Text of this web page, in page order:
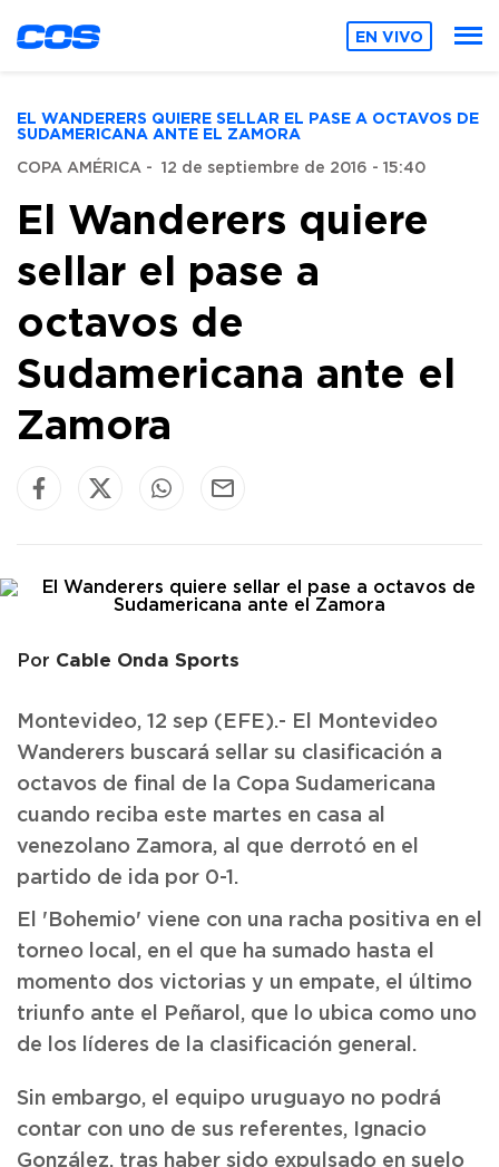
EN VIVO
EL WANDERERS QUIERE SELLAR EL PASE A OCTAVOS DE
SUDAMERICANA ANTE EL ZAMORA
COPA AMÉRICA - 12 de septiembre de 2016 - 15:40
El Wanderers quiere
sellar el pase a
octavos de
Sudamericana ante el
Zamora
Por Cable Onda Sports
Montevideo, 12 sep (EFE).- El Montevideo
Wanderers buscará sellar su clasificación a
octavos de final de la Copa Sudamericana
cuando reciba este martes en casa al
venezolano Zamora, al que derrotó en el
partido de ida por 0-1.
El 'Bohemio' viene con una racha positiva en el
torneo local, en el que ha sumado hasta el
momento dos victorias y un empate, el último
triunfo ante el Peñarol, que lo ubica como uno
de los líderes de la clasificación general.
Sin embargo, el equipo uruguayo no podrá
contar con uno de sus referentes, Ignacio
González, tras haber sido expulsado en suelo